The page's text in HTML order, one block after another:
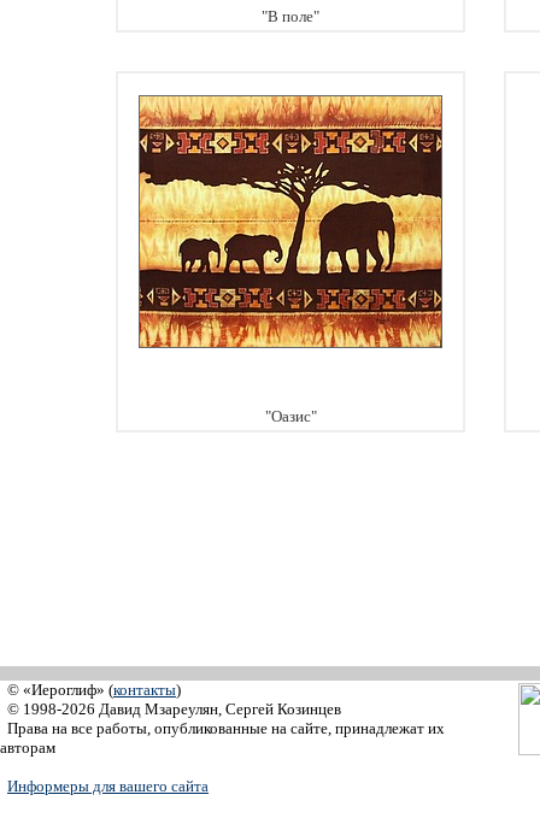
"В поле"
"Оазис"
© «Иероглиф» (контакты)
© 1998-2026 Давид Мзареулян, Сергей Козинцев
Права на все работы, опубликованные на сайте, принадлежат их
авторам
Информеры для вашего сайта